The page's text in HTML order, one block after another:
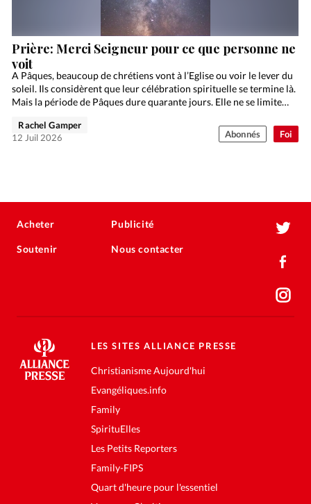
Foi
Prière: Merci Seigneur pour ce que personne ne
voit
A Pâques, beaucoup de chrétiens vont à l’Eglise ou voir le lever du
soleil. Ils considèrent que leur célébration spirituelle se termine là.
Mais la période de Pâques dure quarante jours. Elle ne se limite…
Rachel Gamper
12 Juil 2026
Abonnés
Acheter
Soutenir
Publicité
Nous contacter
LES SITES ALLIANCE PRESSE
Christianisme Aujourd'hui
Evangéliques.info
Family
SpirituElles
Les Petits Reporters
Family-FIPS
Quart d'heure pour l'essentiel